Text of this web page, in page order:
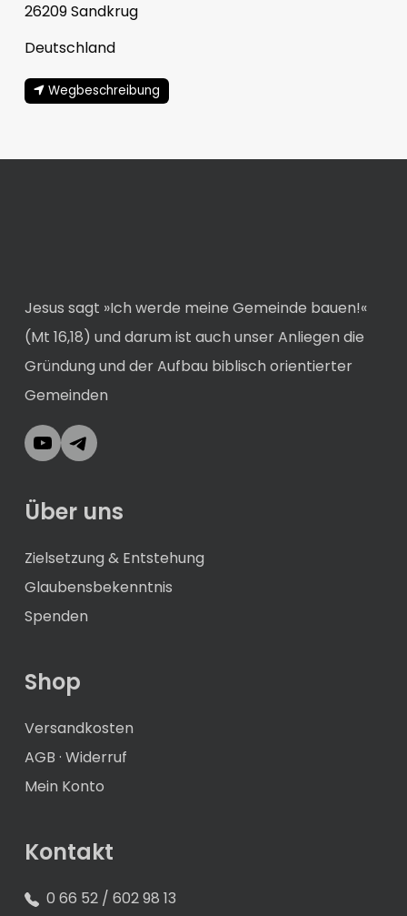
26209Sandkrug
Deutschland
Wegbeschreibung
Jesus sagt »Ich werde meine Gemeinde bauen!«
(Mt 16,18) und darum ist auch unser Anliegen die
Gründung und der Aufbau biblisch orientierter
Gemeinden
YouTubeTelegram
Über uns
Zielsetzung & Entstehung
Glaubensbekenntnis
Spenden
Shop
Versandkosten
AGB · Widerruf
Mein Konto
Kontakt
0 66 52 / 602 98 13